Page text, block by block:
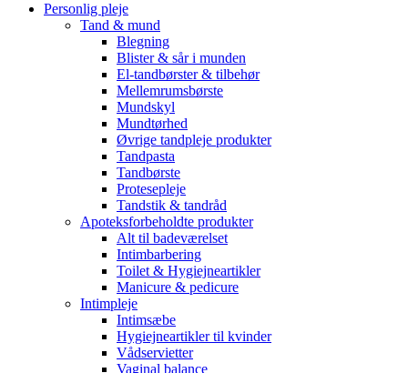
Personlig pleje
Tand & mund
Blegning
Blister & sår i munden
El-tandbørster & tilbehør
Mellemrumsbørste
Mundskyl
Mundtørhed
Øvrige tandpleje produkter
Tandpasta
Tandbørste
Protesepleje
Tandstik & tandråd
Apoteksforbeholdte produkter
Alt til badeværelset
Intimbarbering
Toilet & Hygiejneartikler
Manicure & pedicure
Intimpleje
Intimsæbe
Hygiejneartikler til kvinder
Vådservietter
Vaginal balance